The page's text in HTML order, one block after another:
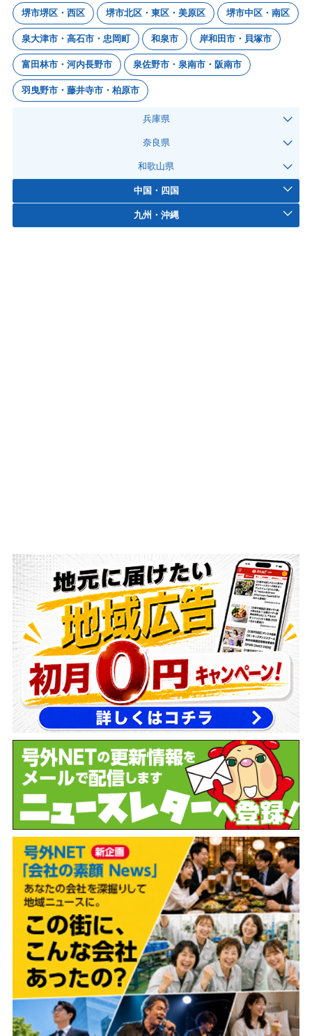
堺市堺区・西区 堺市北区・東区・美原区 堺市中区・南区
泉大津市・高石市・忠岡町 和泉市 岸和田市・貝塚市
富田林市・河内長野市 泉佐野市・泉南市・阪南市
羽曳野市・藤井寺市・柏原市
兵庫県
奈良県
和歌山県
中国・四国
九州・沖縄